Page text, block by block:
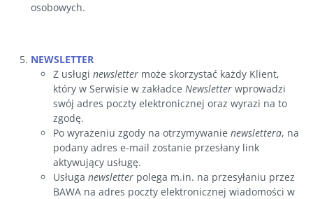
osobowych.
NEWSLETTER
Z usługi newsletter może skorzystać każdy Klient,
który w Serwisie w zakładce Newsletter wprowadzi
swój adres poczty elektronicznej oraz wyrazi na to
zgodę.
Po wyrażeniu zgody na otrzymywanie newslettera, na
podany adres e-mail zostanie przesłany link
aktywujący usługę.
Usługa newsletter polega m.in. na przesyłaniu przez
BAWA na adres poczty elektronicznej wiadomości w